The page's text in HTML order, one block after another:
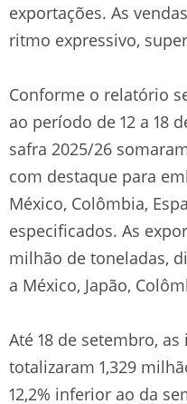
exportações. As
ritmo expressivo,
Conforme o relatório
ao período de 12 a 18
safra 2025/26
com destaque para
México, Colômbia,
especificados. As
milhão de toneladas,
a México, Japão,
Até 18 de setembro,
totalizaram 1,329
12,2% inferior ao da